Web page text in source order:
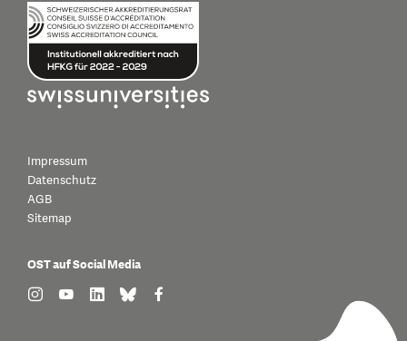
Impressum
Datenschutz
AGB
Sitemap
OST auf Social Media
find us on: instagram
find us on: youtube
find us on: linkedin
find us on: bluesky
find us on: facebook